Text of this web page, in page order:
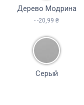
Дерево Модрина
- -20,99 ₴
Серый